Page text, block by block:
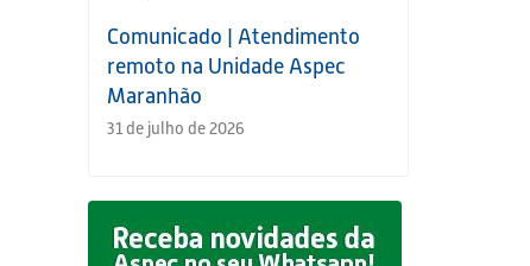
Comunicado | Atendimento
remoto na Unidade Aspec
Maranhão
31 de julho de 2026